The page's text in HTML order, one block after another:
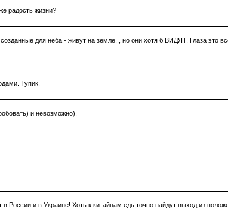
радость жизни?
для неба - живут на земле.., но они хотя б ВИДЯТ. Глаза это
Тупик.
и невозможно).
России и в Украине! Хоть к китайцам едь,точно найдут выход из